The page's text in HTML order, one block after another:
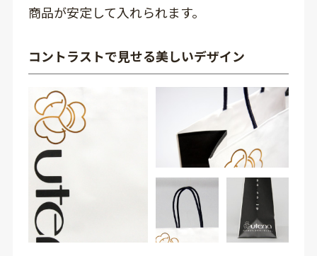
商品が安定して入れられます。
コントラストで見せる美しいデザイン